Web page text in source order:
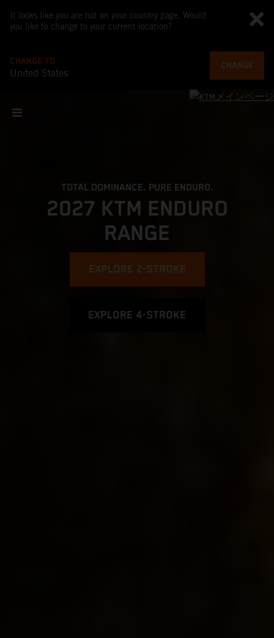
It looks like you are not on your country page. Would
you like to change to your current location?
CHANGE TO
United States
CHANGE
TOTAL DOMINANCE. PURE ENDURO.
2027 KTM ENDURO
RANGE
EXPLORE 2-STROKE
EXPLORE 4-STROKE